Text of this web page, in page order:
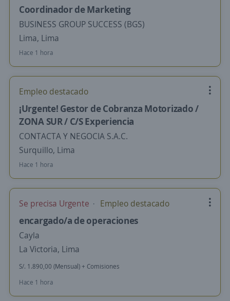
Coordinador de Marketing
BUSINESS GROUP SUCCESS (BGS)
Lima, Lima
Hace 1 hora
Empleo destacado
¡Urgente! Gestor de Cobranza Motorizado /
ZONA SUR / C/S Experiencia
CONTACTA Y NEGOCIA S.A.C.
Surquillo, Lima
Hace 1 hora
Se precisa Urgente Empleo destacado
encargado/a de operaciones
Cayla
La Victoria, Lima
S/. 1.890,00 (Mensual) + Comisiones
Hace 1 hora